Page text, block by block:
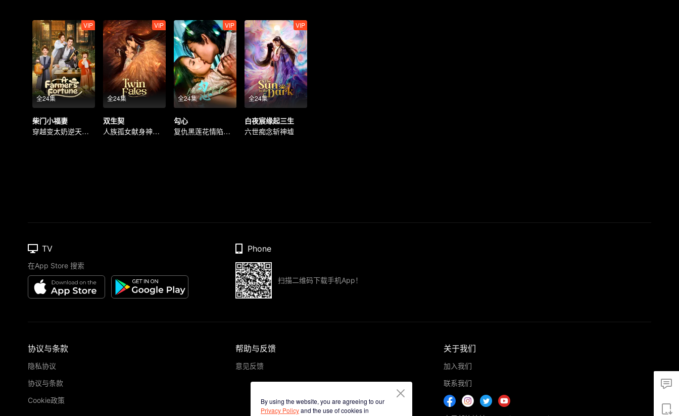
全24集
VIP
柴门小福妻
穿越变太奶逆天改命
全24集
VIP
双生契
人族孤女献身神兽结契
全24集
VIP
勾心
复仇黑莲花情陷痞少
全24集
VIP
白夜宸缘起三生
六世痴念斩神墟
By using the website, you are agreeing to our
Privacy Policyand the use of cookies in
TV
在App Store 搜索
Phone
扫描二维码下载手机App！
协议与条款
隐私协议
协议与条款
Cookie政策
帮助与反馈
意见反馈
关于我们
加入我们
联系我们